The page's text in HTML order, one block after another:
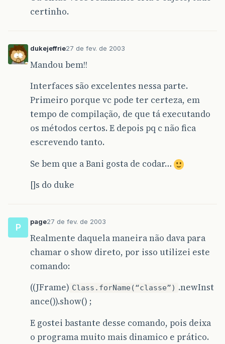
certinho.
dukejeffrie27 de fev. de 2003
Mandou bem!!
Interfaces são excelentes nessa parte.
Primeiro porque vc pode ter certeza, em
tempo de compilação, de que tá executando
os métodos certos. E depois pq c não fica
escrevendo tanto.
Se bem que a Bani gosta de codar…
[]s do duke
P
page27 de fev. de 2003
Realmente daquela maneira não dava para
chamar o show direto, por isso utilizei este
comando:
((JFrame) Class.forName(“classe”) .newInst
ance()).show() ;
E gostei bastante desse comando, pois deixa
o programa muito mais dinamico e prático.